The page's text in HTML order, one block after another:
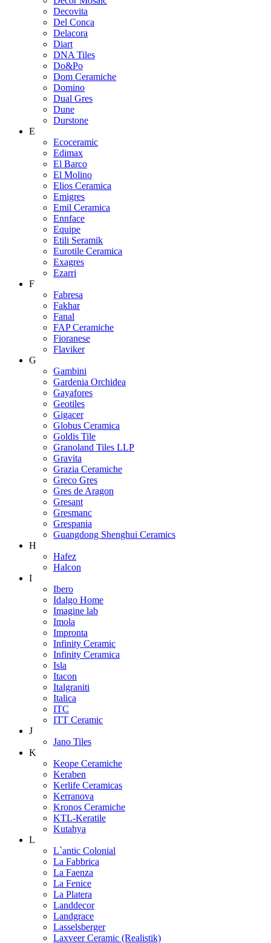
Decovita
Del Conca
Delacora
Diart
DNA Tiles
Do&Po
Dom Ceramiche
Domino
Dual Gres
Dune
Durstone
E
Ecoceramic
Edimax
El Barco
El Molino
Elios Ceramica
Emigres
Emil Ceramica
Ennface
Equipe
Etili Seramik
Eurotile Ceramica
Exagres
Ezarri
F
Fabresa
Fakhar
Fanal
FAP Ceramiche
Fioranese
Flaviker
G
Gambini
Gardenia Orchidea
Gayafores
Geotiles
Gigacer
Globus Ceramica
Goldis Tile
Granoland Tiles LLP
Gravita
Grazia Ceramiche
Greco Gres
Gres de Aragon
Gresant
Gresmanc
Grespania
Guangdong Shenghui Ceramics
H
Hafez
Halcon
I
Ibero
Idalgo Home
Imagine lab
Imola
Impronta
Infinity Ceramic
Infinity Ceramica
Isla
Itacon
Italgraniti
Italica
ITC
ITT Ceramic
J
Jano Tiles
K
Keope Ceramiche
Keraben
Kerlife Ceramicas
Kerranova
Kronos Ceramiche
KTL-Keratile
Kutahya
L
L`antic Colonial
La Fabbrica
La Faenza
La Fenice
La Platera
Landdecor
Landgrace
Lasselsberger
Laxveer Ceramic (Realistik)